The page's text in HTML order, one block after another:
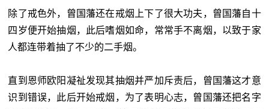
除了戒色外，曾国藩还在戒烟上下了很大功夫，曾国藩自十
四岁便开始抽烟，此后嗜烟如命，常常手不离烟，以致于家
人都连带着抽了不少的二手烟。
直到恩师欧阳凝祉发现其抽烟并严加斥责后，曾国藩这才意
识到错误，此后开始戒烟，为了表明心志，曾国藩还把名字